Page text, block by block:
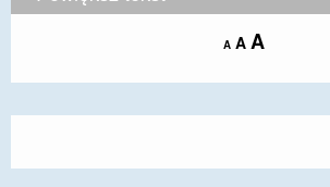
A Decrease
size.
A Reset
size.
AIncrease
size.